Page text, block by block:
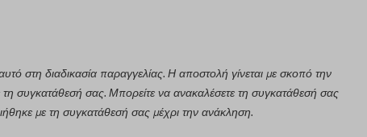
στη διαδικασία παραγγελίας. Η αποστολή γίνεται με σκοπό την
συγκατάθεσή σας. Μπορείτε να ανακαλέσετε τη συγκατάθεσή σας
με τη συγκατάθεσή σας μέχρι την ανάκληση.